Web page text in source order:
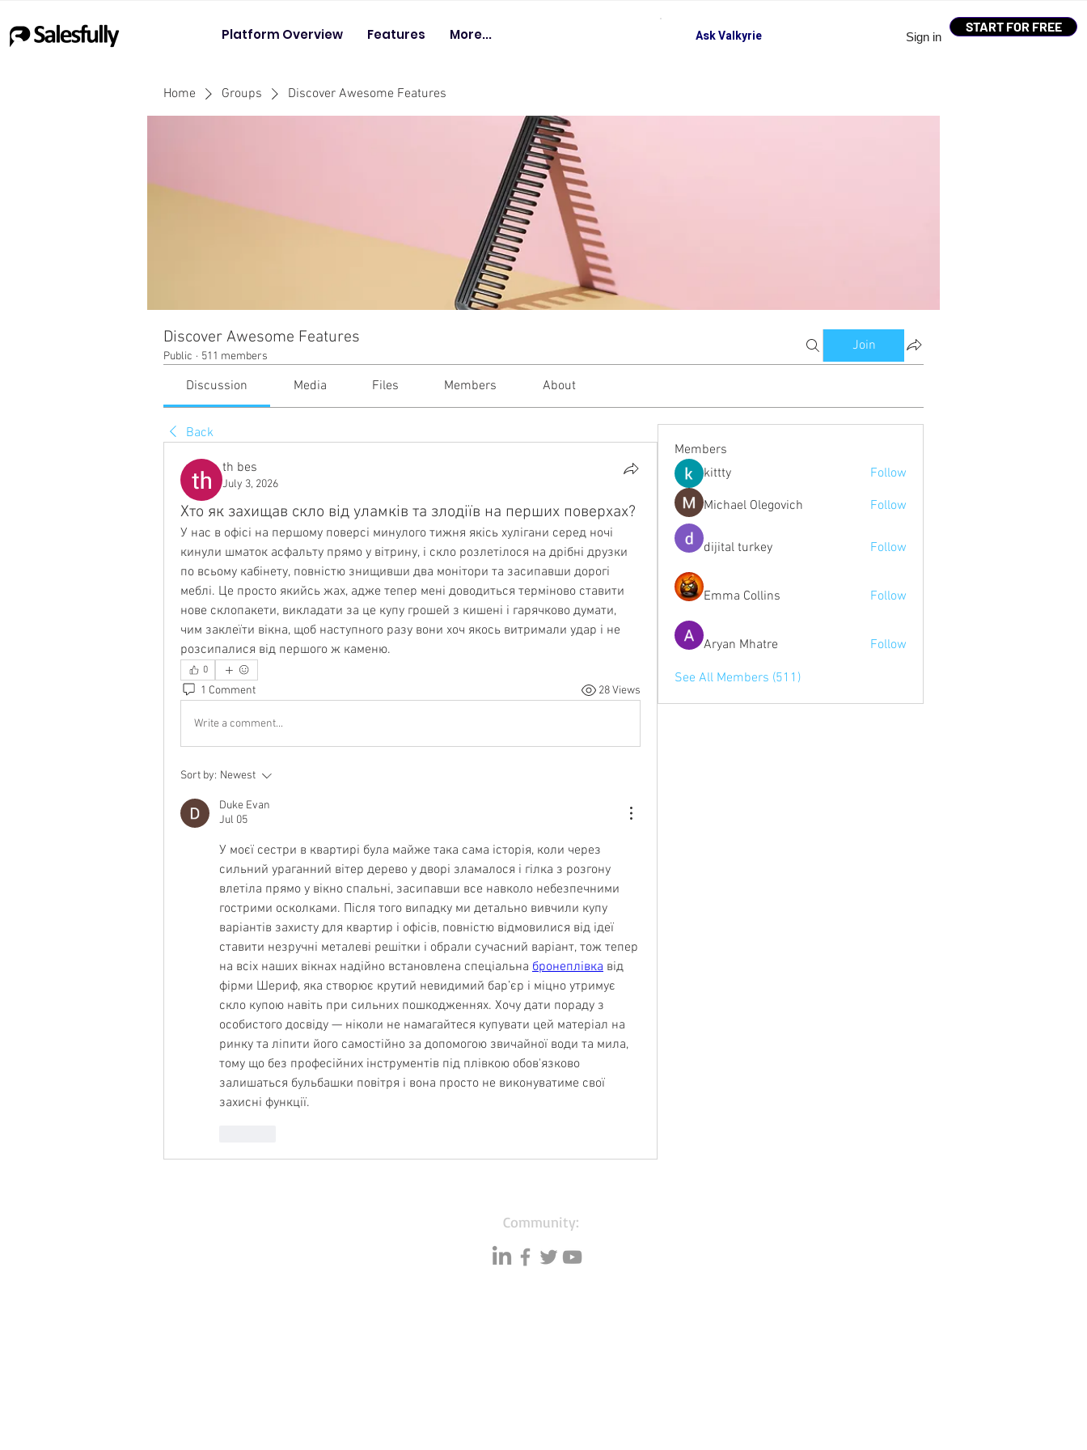
Sign in
START FOR FREE
Platform Overview Features More... Ask Valkyrie
Home Groups Discover Awesome Features
Discover Awesome Features
Public · 511 members
Join
Discussion Media Files Members About
Back
th bes
July 3, 2026
Хто як захищав скло від уламків та злодіїв на перших поверхах?
У нас в офісі на першому поверсі минулого тижня якісь хулігани серед ночі
кинули шматок асфальту прямо у вітрину, і скло розлетілося на дрібні друзки
по всьому кабінету, повністю знищивши два монітори та засипавши дорогі
меблі. Це просто якийсь жах, адже тепер мені доводиться терміново ставити
нове склопакети, викладати за це купу грошей з кишені і гарячково думати,
чим заклеїти вікна, щоб наступного разу вони хоч якось витримали удар і не
розсипалися від першого ж каменю.
0
1 Comment 28 Views
Write a comment...
Sort by: Newest
Duke Evan
Jul 05
У моєї сестри в квартирі була майже така сама історія, коли через
сильний ураганний вітер дерево у дворі зламалося і гілка з розгону
влетіла прямо у вікно спальні, засипавши все навколо небезпечними
гострими осколками. Після того випадку ми детально вивчили купу
варіантів захисту для квартир і офісів, повністю відмовилися від ідеї
ставити незручні металеві решітки і обрали сучасний варіант, тож тепер
на всіх наших вікнах надійно встановлена спеціальна бронеплівка від
фірми Шериф, яка створює крутий невидимий бар’єр і міцно утримує
скло купою навіть при сильних пошкодженнях. Хочу дати пораду з
особистого досвіду — ніколи не намагайтеся купувати цей матеріал на
ринку та ліпити його самостійно за допомогою звичайної води та мила,
тому що без професійних інструментів під плівкою обов'язково
залишаться бульбашки повітря і вона просто не виконуватиме свої
захисні функції.
Members
kittty
Follow
Michael Olegovich
Follow
dijital turkey Follow
Emma Collins Follow
Aryan Mhatre Follow
See All Members (511)
Community: